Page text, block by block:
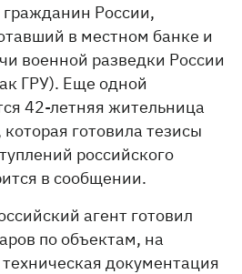
России,
в местном банке и
военной разведки России
ГРУ). Еще одной
42-летняя жительница
готовила тезисы
российского
в сообщении.
агент готовил
по объектам, на
документация